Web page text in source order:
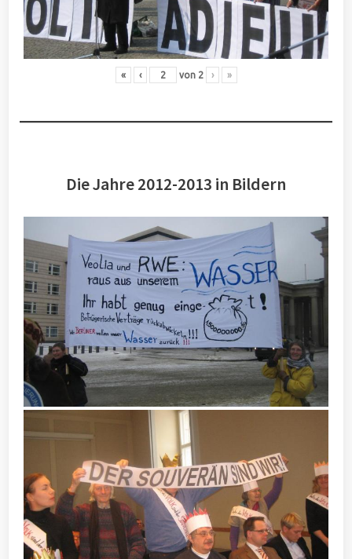
« ‹ von 2 › »
Die Jahre 2012-2013 in Bildern